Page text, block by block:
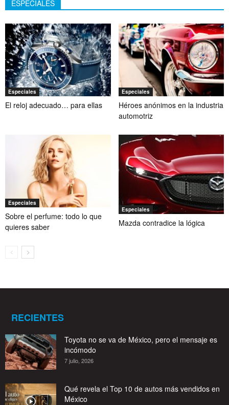
ESPECIALES
Especiales
El reloj adecuado… para ellas
Especiales
Héroes anónimos en la industria
automotriz
Especiales
Sobre el perfume: todo lo que
quieres saber
Especiales
Mazda contradice la lógica
RECIENTES
Toyota no se va de México, pero el mensaje es
incómodo
7 julio, 2026
Qué revela el Top 10 de autos más vendidos en
México